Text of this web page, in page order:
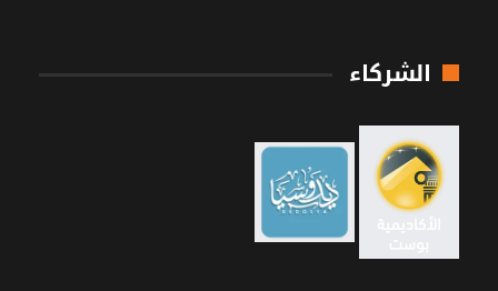
الشركاء